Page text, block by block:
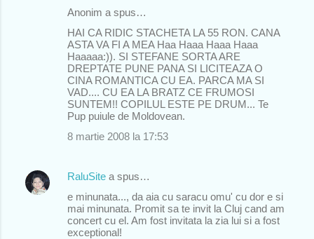
Anonim a spus…
HAI CA RIDIC STACHETA LA 55 RON. CANA
ASTA VA FI A MEA Haa Haaa Haaa Haaa
Haaaaa:)). SI STEFANE SORTA ARE
DREPTATE PUNE PANA SI LICITEAZA O
CINA ROMANTICA CU EA. PARCA MA SI
VAD.... CU EA LA BRATZ CE FRUMOSI
SUNTEM!! COPILUL ESTE PE DRUM... Te
Pup puiule de Moldovean.
8 martie 2008 la 17:53
RaluSite a spus…
e minunata..., da aia cu saracu omu' cu dor e si
mai minunata. Promit sa te invit la Cluj cand am
concert cu el. Am fost invitata la zia lui si a fost
exceptional!